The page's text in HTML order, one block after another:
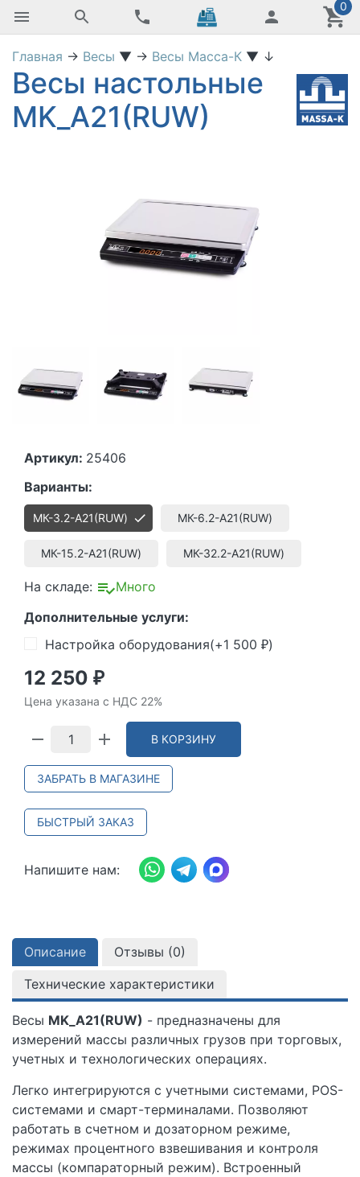
0
Главная → Весы ▼ → Весы Масса-К ▼ ↓
Весы настольные
MK_A21(RUW)
Артикул: 25406
Варианты:
МК-3.2-А21(RUW) МК-6.2-А21(RUW)
МК-15.2-А21(RUW) МК-32.2-А21(RUW)
На складе:
Много
Дополнительные услуги:
Настройка оборудования(+1 500 ₽)
12 250 ₽
Цена указана с НДС 22%
В КОРЗИНУ
ЗАБРАТЬ В МАГАЗИНЕ
БЫСТРЫЙ ЗАКАЗ
Напишите нам:
Описание Отзывы (0)
Технические характеристики
Весы MK_A21(RUW) - предназначены для
измерений массы различных грузов при торговых,
учетных и технологических операциях.
Легко интегрируются с учетными системами, POS-
системами и смарт-терминалами. Позволяют
работать в счетном и дозаторном режиме,
режимах процентного взвешивания и контроля
массы (компараторный режим). Встроенный